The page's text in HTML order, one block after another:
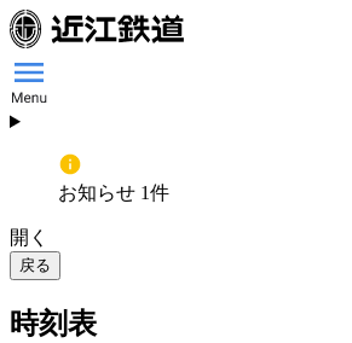
お知らせ 1件
開く
戻る
時刻表